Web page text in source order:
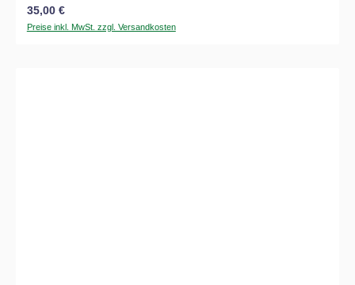
Regulärer Preis:
35,00 €
Preise inkl. MwSt. zzgl. Versandkosten